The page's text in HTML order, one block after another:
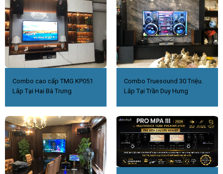
Combo cao cấp TMG KP051
Lắp Tại Hai Bà Trưng
Combo Truesound 30 Triệu.
Lắp Tại Trần Duy Hưng